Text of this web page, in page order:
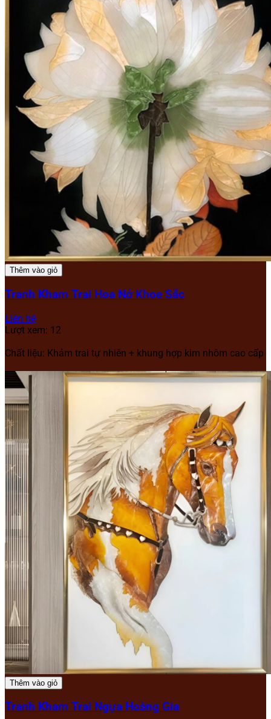
Thêm vào giỏ
Tranh Kham Trai Hoa Nở Khoe Sắc
Liên hệ
Lượt xem: 12
Chất liệu: Khảm trai tự nhiên + khung hợp kim nhôm cao cấp
Thêm vào giỏ
Tranh Kham Trai Ngựa Hoàng Gia